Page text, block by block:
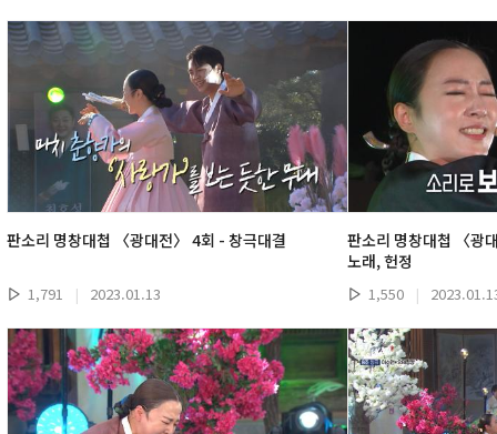
판소리 명창대첩 〈광대전〉 4회 - 창극대결
1,791 | 2023.01.13
판소리 명창대첩 〈광
노래, 헌정
1,550 |